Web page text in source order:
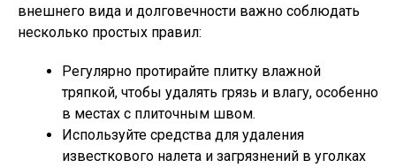
внешнего вида и долговечности важно соблюдать
несколько простых правил:
Регулярно протирайте плитку влажной
тряпкой, чтобы удалять грязь и влагу, особенно
в местах с плиточным швом.
Используйте средства для удаления
известкового налета и загрязнений в уголках